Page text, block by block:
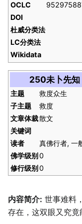
OCLC
DOI
杜威分类法
LC分类法
Wikidata
250未卜先知
主题
救度众生
子主题
救度
文章体裁散文
关键词
读者
真佛行者, 一
佛学级别0
修行级别0
内容简介: 世事难料
存在，这双眼又究竟